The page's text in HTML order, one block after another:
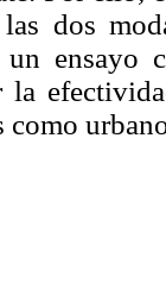
las dos
un ensayo
la
como